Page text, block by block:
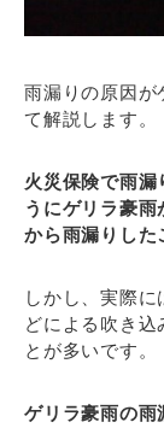
雨漏りの原因が
て解説します。
火災保険で雨漏
うにゲリラ豪雨
から雨漏りした
しかし、実際
どによる吹き込
とが多いです。
ゲリラ豪雨の雨